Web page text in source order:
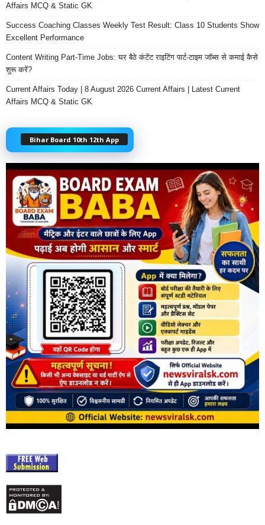
Affairs MCQ & Static GK
Success Coaching Classes Weekly Test Result: Class 10 Students Show
Excellent Performance
Content Writing Part-Time Jobs: घर बैठे कंटेंट राइटिंग पार्ट-टाइम जॉब्स से कमाई कैसे
शुरू करें?
Current Affairs Today | 8 August 2026 Current Affairs | Latest Current
Affairs MCQ & Static GK
Bihar Board 10th 12th App